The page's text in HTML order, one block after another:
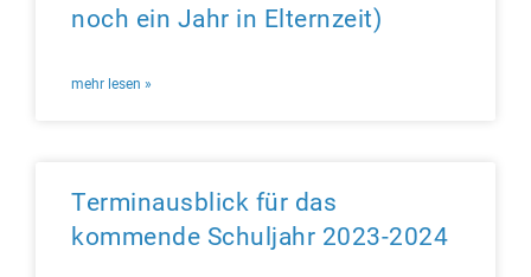
noch ein Jahr in Elternzeit)
mehr lesen »
Terminausblick für das
kommende Schuljahr 2023-2024